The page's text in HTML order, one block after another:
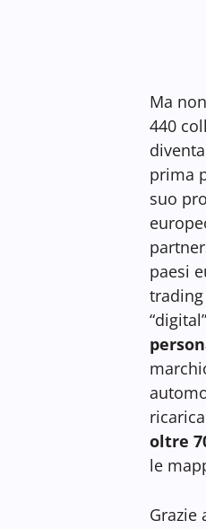
Ma
440
prima
suo
paesi
oltre
le
Grazie